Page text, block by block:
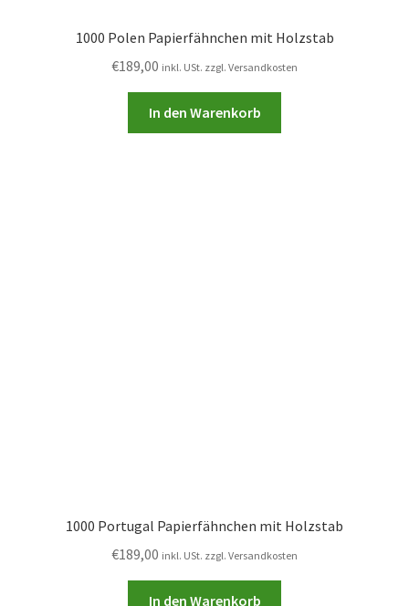
1000 Polen Papierfähnchen mit Holzstab
€189,00 inkl. USt. zzgl. Versandkosten
In den Warenkorb
1000 Portugal Papierfähnchen mit Holzstab
€189,00 inkl. USt. zzgl. Versandkosten
In den Warenkorb